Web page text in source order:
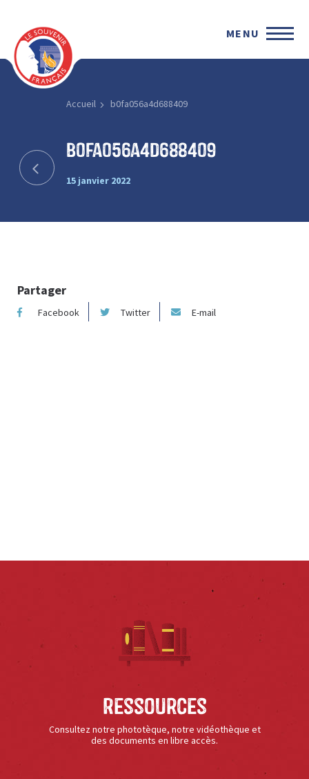
MENU
Accueil b0fa056a4d688409
b0fa056a4d688409
15 janvier 2022
Partager
Facebook Twitter E-mail
Ressources
Consultez notre phototèque, notre vidéothèque et
des documents en libre accès.